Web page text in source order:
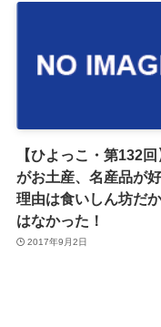
【ひよっこ・第132
がお土産、名産品が
理由は食いしん坊だ
はなかった！
2017年9月2日